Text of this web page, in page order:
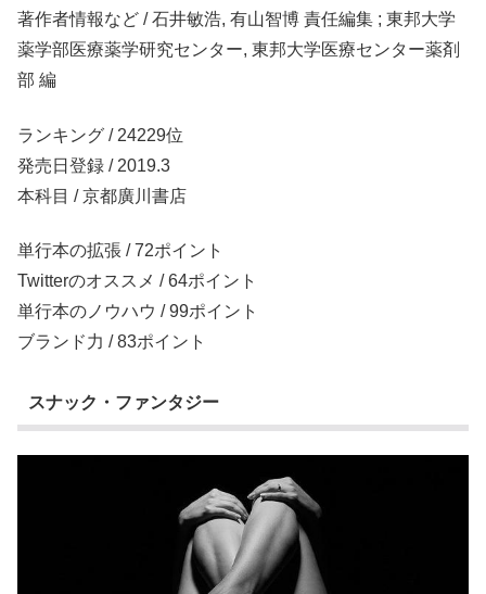
著作者情報など / 石井敏浩, 有山智博 責任編集 ; 東邦大学
薬学部医療薬学研究センター, 東邦大学医療センター薬剤
部 編
ランキング / 24229位
発売日登録 / 2019.3
本科目 / 京都廣川書店
単行本の拡張 / 72ポイント
Twitterのオススメ / 64ポイント
単行本のノウハウ / 99ポイント
ブランド力 / 83ポイント
スナック・ファンタジー